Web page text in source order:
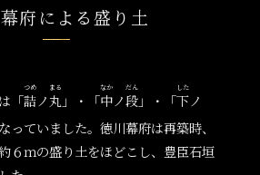
府による盛り土
「詰
つめ
ノ 丸
まる
」・「中
なか
ノ段
だん
」・「下
した
ノ
っていました。徳川幕府は再築時、
６ｍの盛り土をほどこし、豊臣石垣